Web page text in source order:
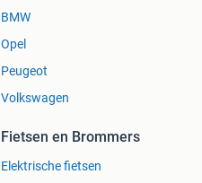
BMW
Opel
Peugeot
Volkswagen
Fietsen en Brommers
Elektrische fietsen